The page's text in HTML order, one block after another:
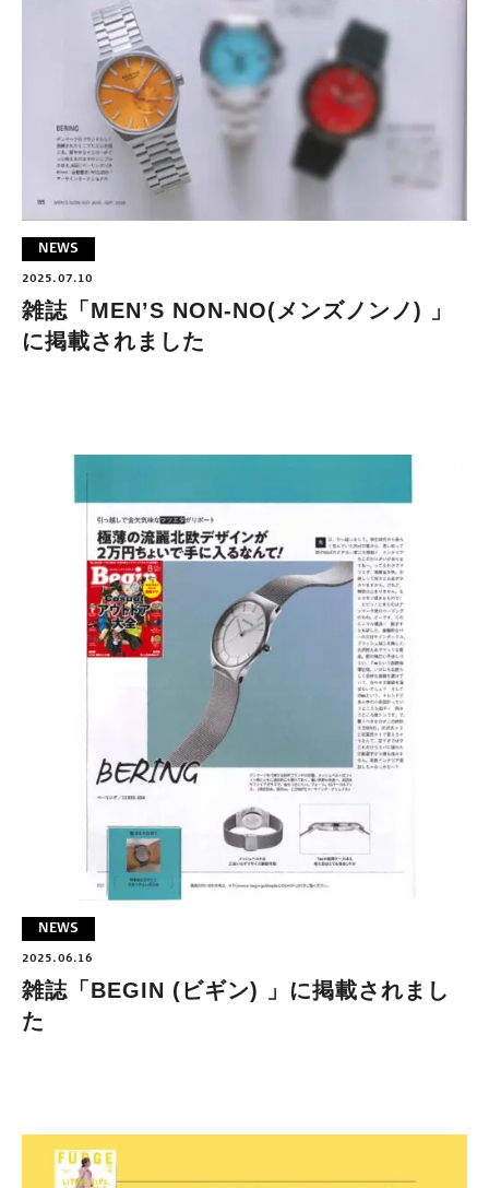
NEWS
2025.07.10
雑誌「MEN’S NON-NO(メンズノンノ) 」
に掲載されました
NEWS
2025.06.16
雑誌「BEGIN (ビギン) 」に掲載されまし
た